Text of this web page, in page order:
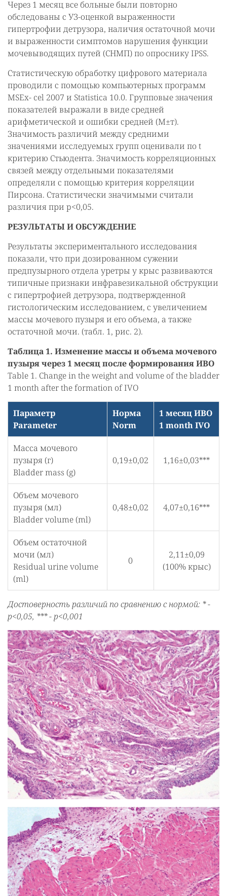
Через 1 месяц все больные были повторно
обследованы с УЗ-оценкой выраженности
гипертрофии детрузора, наличия остаточной мочи
и выраженности симптомов нарушения функции
мочевыводящих путей (СНМП) по опроснику IPSS.
Статистическую обработку цифрового материала
проводили с помощью компьютерных программ
MSEx- cel 2007 и Statistica 10.0. Групповые значения
показателей выражали в виде средней
арифметической и ошибки средней (М±т).
Значимость различий между средними
значениями исследуемых групп оценивали по t
критерию Стьюдента. Значимость корреляционных
связей между отдельными показателями
определяли с помощью критерия корреляции
Пирсона. Статистически значимыми считали
различия при p<0,05.
РЕЗУЛЬТАТЫ И ОБСУЖДЕНИЕ
Результаты экспериментального исследования
показали, что при дозированном сужении
предпузырного отдела уретры у крыс развиваются
типичные признаки инфравезикальной обструкции
с гипертрофией детрузора, подтвержденной
гистологическим исследованием, с увеличением
массы мочевого пузыря и его объема, а также
остаточной мочи. (табл. 1, рис. 2).
Таблица 1. Изменение массы и объема мочевого
пузыря через 1 месяц после формирования ИВО
Table 1. Change in the weight and volume of the bladder
1 month after the formation of IVO
Параметр
Parameter
Норма
Norm
1 месяц ИВО
1 month IVO
Масса мочевого
пузыря (г)
Bladder mass (g)
0,19±0,02 1,16±0,03***
Объем мочевого
пузыря (мл)
Bladder volume (ml)
0,48±0,02 4,07±0,16***
Объем остаточной
мочи (мл)
Residual urine volume
(ml)
0
2,11±0,09
(100% крыс)
Достоверность различий по сравнению с нормой: * -
р<0,05, *** - р<0,001